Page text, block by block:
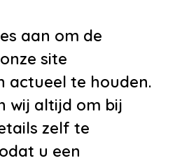
aan om de
site
actueel te houden.
wij altijd om bij
zelf te
u een